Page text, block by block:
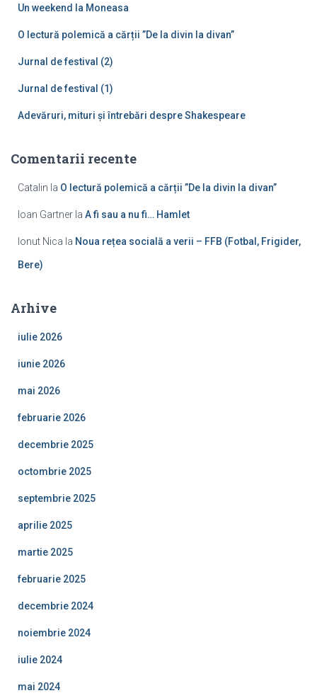
Un weekend la Moneasa
O lectură polemică a cărții ”De la divin la divan”
Jurnal de festival (2)
Jurnal de festival (1)
Adevăruri, mituri și întrebări despre Shakespeare
Comentarii recente
Catalin la O lectură polemică a cărții ”De la divin la divan”
Ioan Gartner la A fi sau a nu fi… Hamlet
Ionut Nica la Noua rețea socială a verii – FFB (Fotbal, Frigider,
Bere)
Arhive
iulie 2026
iunie 2026
mai 2026
februarie 2026
decembrie 2025
octombrie 2025
septembrie 2025
aprilie 2025
martie 2025
februarie 2025
decembrie 2024
noiembrie 2024
iulie 2024
mai 2024